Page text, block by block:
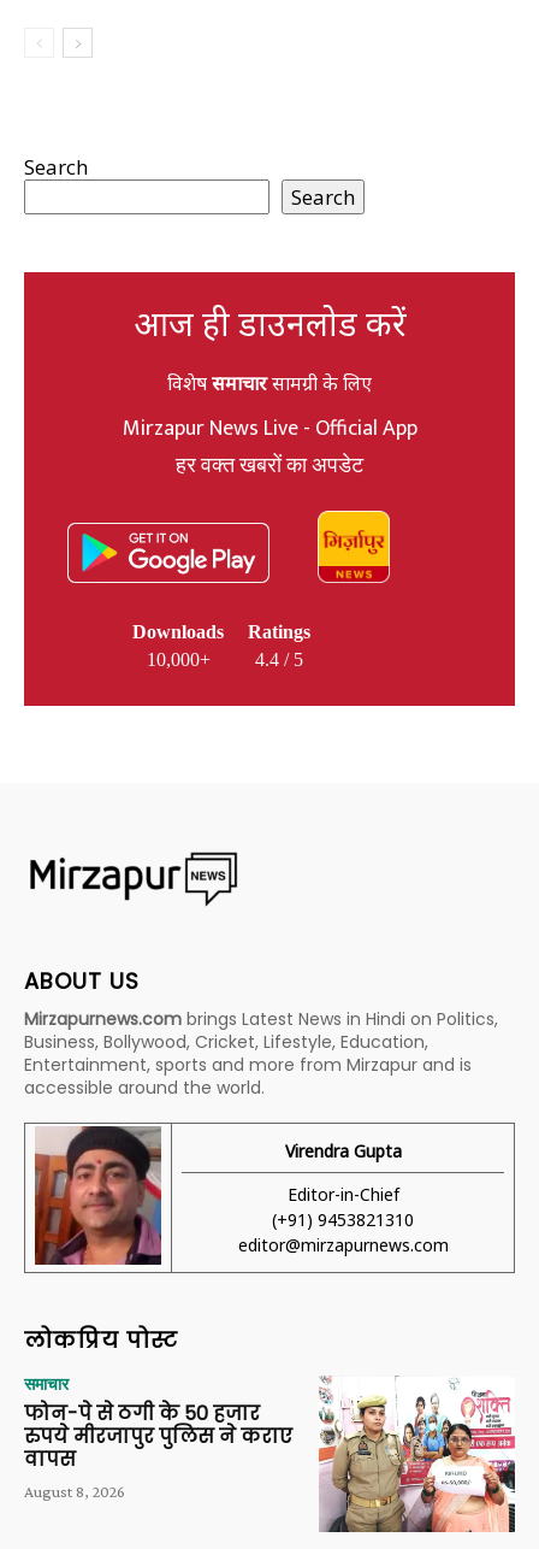
Search
Search
आज ही डाउनलोड करें
विशेषसमाचारसामग्री के लिए
Mirzapur News Live - Official App
हर वक्त खबरों का अपडेट
Downloads
10,000+
Ratings
4.4 / 5
ABOUT US
Mirzapurnews.com brings Latest News in Hindi on Politics,
Business, Bollywood, Cricket, Lifestyle, Education,
Entertainment, sports and more from Mirzapur and is
accessible around the world.
Virendra Gupta
Editor-in-Chief
(+91) 9453821310
editor@mirzapurnews.com
लोकप्रिय पोस्ट
समाचार
फोन-पे से ठगी के 50 हजार
रुपये मीरजापुर पुलिस ने कराए
वापस
August 8, 2026